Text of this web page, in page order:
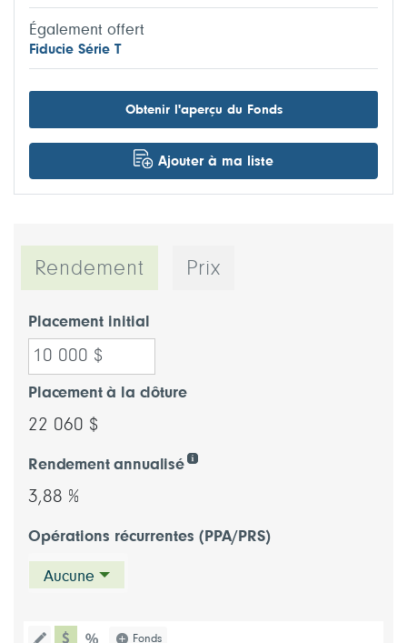
Également offert
Fiducie Série T
Obtenir l'aperçu du Fonds
Ajouter à ma liste
Rendement Prix
Placement initial
Placement à la clôture
22 060 $
Rendement annualisé
3,88 %
Opérations récurrentes (PPA/PRS)
Aucune
type de graphique dollar
Fonds